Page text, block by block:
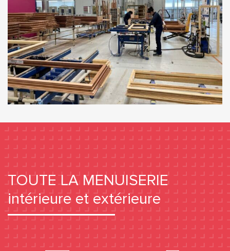
TOUTE LA MENUISERIE
intérieure et extérieure